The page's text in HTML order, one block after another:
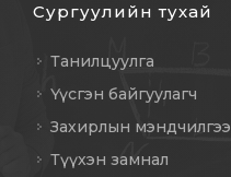
Сургуулийн тухай
Танилцуулга
Үүсгэн байгуулагч
Захирлын мэндчилгээ
Түүхэн замнал